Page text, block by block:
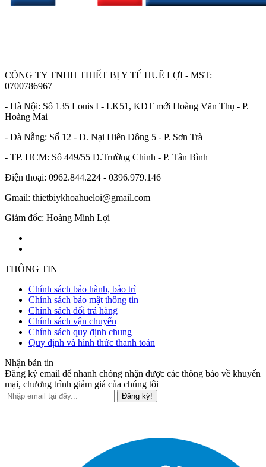
CÔNG TY TNHH THIẾT BỊ Y TẾ HUÊ LỢI - MST:
0700786967
- Hà Nội: Số 135 Louis I - LK51, KĐT mới Hoàng Văn Thụ - P.
Hoàng Mai
- Đà Nẵng: Số 12 - Đ. Nại Hiên Đông 5 - P. Sơn Trà
- TP. HCM: Số 449/55 Đ.Trường Chinh - P. Tân Bình
Điện thoại: 0962.844.224 - 0396.979.146
Gmail: thietbiykhoahueloi@gmail.com
Giám đốc: Hoàng Minh Lợi
THÔNG TIN
Chính sách bảo hành, bảo trì
Chính sách bảo mật thông tin
Chính sách đổi trả hàng
Chính sách vận chuyển
Chính sách quy định chung
Quy định và hình thức thanh toán
Nhận bản tin
Đăng ký email để nhanh chóng nhận được các thông báo về khuyến
mại, chương trình giảm giá của chúng tôi
Đăng ký!